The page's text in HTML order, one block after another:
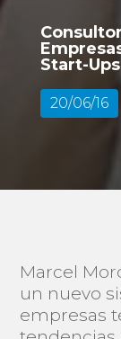
Start-Ups
20/06/16
Marcel
un nuevo
empresas